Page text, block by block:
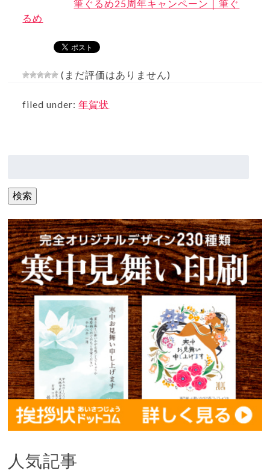
筆ぐるめ25周年キャンペーン｜筆ぐ
るめ
(まだ評価はありません)
filed under:年賀状
検索
人気記事